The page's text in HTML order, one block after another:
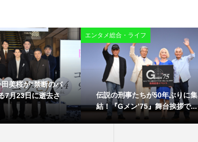
美桜が“禁断のバ
7月23日に逝去さ
エンタメ総合・ライフ
伝説の刑事たちが50年ぶりに集
結！『Gメン’75』舞台挨拶で...